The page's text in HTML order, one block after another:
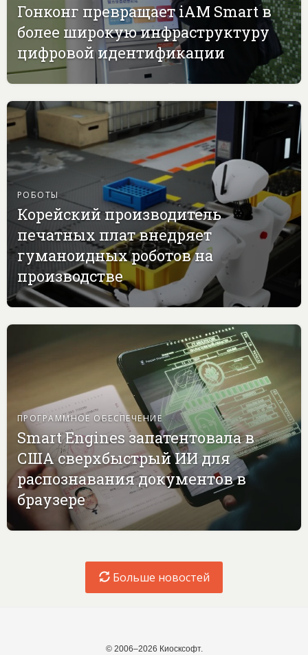
Гонконг превращает iAM Smart в
более широкую инфраструктуру
цифровой идентификации
РОБОТЫ
Корейский производитель
печатных плат внедряет
гуманоидных роботов на
производстве
ПРОГРАММНОЕ ОБЕСПЕЧЕНИЕ
Smart Engines запатентовала в
США сверхбыстрый ИИ для
распознавания документов в
браузере
Больше новостей
© 2006–2026 Киосксофт.